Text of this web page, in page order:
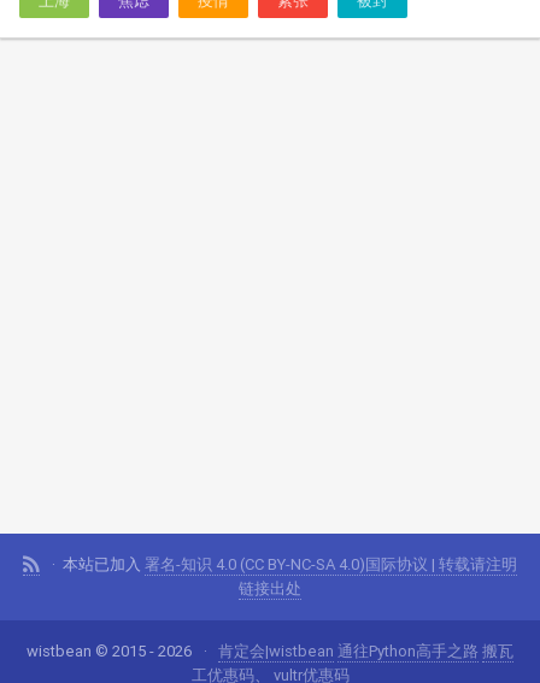
本站已加入 署名-知识 4.0 (CC BY-NC-SA 4.0)国际协议 | 转载请注明
链接出处
wistbean © 2015 - 2026 肯定会|wistbean 通往Python高手之路 搬瓦
工优惠码、 vultr优惠码